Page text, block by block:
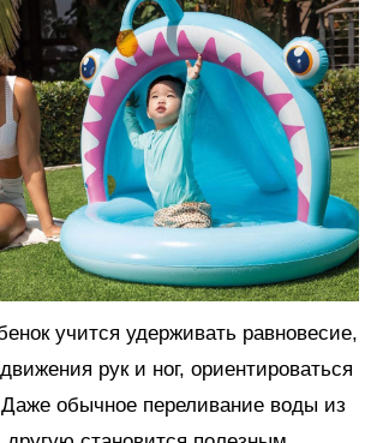
учится удерживать равновесие,
рук и ног, ориентироваться
Даже обычное переливание воды из